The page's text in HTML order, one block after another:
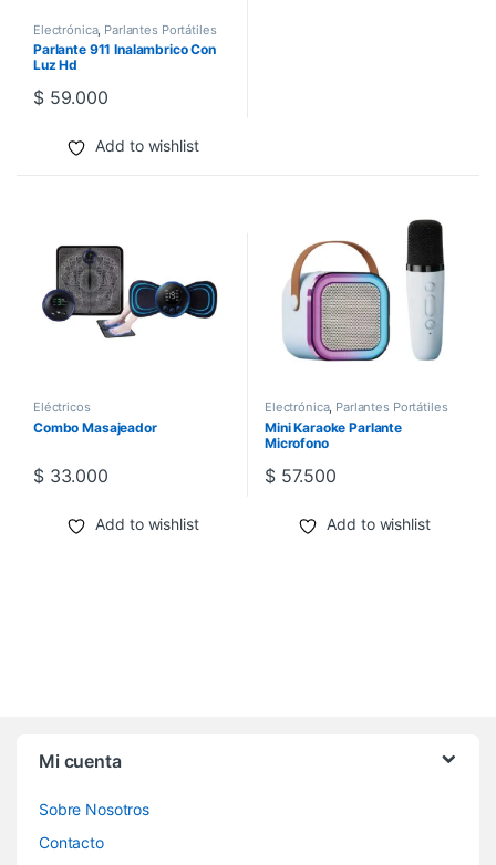
Electrónica, Parlantes Portátiles
Parlante 911 Inalambrico Con
Luz Hd
$59.000
Add to wishlist
Eléctricos
Combo Masajeador
$33.000
Add to wishlist
Electrónica, Parlantes Portátiles
Mini Karaoke Parlante
Microfono
$57.500
Add to wishlist
Mi cuenta
Sobre Nosotros
Contacto